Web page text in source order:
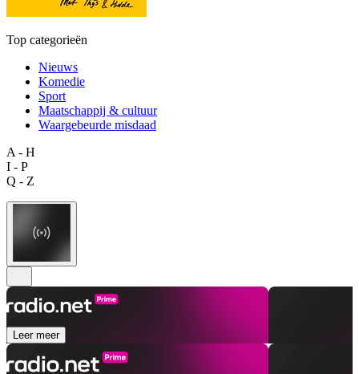
Top categorieën
Nieuws
Komedie
Sport
Maatschappij & cultuur
Waargebeurde misdaad
A - H
I - P
Q - Z
Leer meer